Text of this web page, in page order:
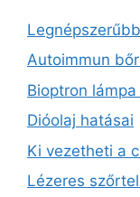
Autoimmun
Bioptron
Dióolaj hatásai
Ki vezetheti a
Lézeres